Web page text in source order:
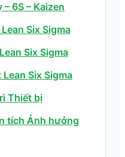
6S – Kaizen
Six Sigma
Six Sigma
Six Sigma
Thiết bị
tích Ảnh hưởng